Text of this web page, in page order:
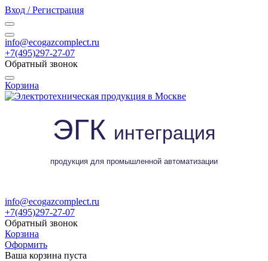
Вход / Регистрация
info@ecogazcomplect.ru
+7(495)297-27-07
Обратный звонок
Корзина
ЭГК интеграция
продукция для промышленной автоматизации
info@ecogazcomplect.ru
+7(495)297-27-07
Обратный звонок
Корзина
Оформить
Ваша корзина пуста